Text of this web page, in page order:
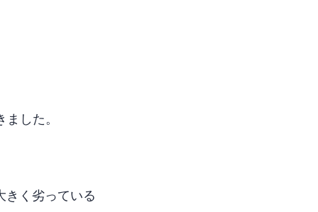
ました。
大きく劣っている